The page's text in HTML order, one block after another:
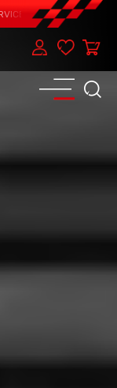
MANUTENÇÃO DO TEU